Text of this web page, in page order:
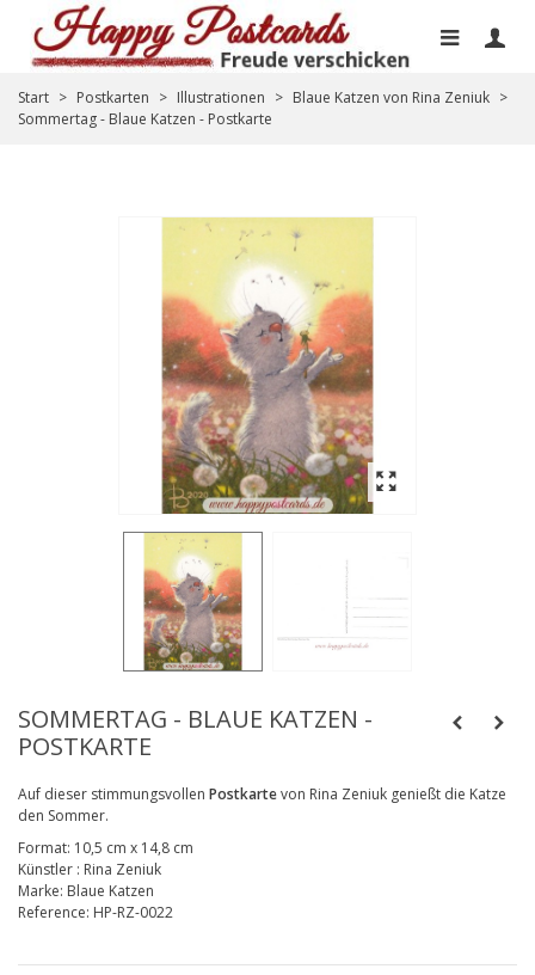
Start > Postkarten > Illustrationen > Blaue Katzen von Rina Zeniuk >
Sommertag - Blaue Katzen - Postkarte
SOMMERTAG - BLAUE KATZEN -
POSTKARTE
Auf dieser stimmungsvollen Postkartevon Rina Zeniuk genießt die Katze
den Sommer.
Format: 10,5 cm x 14,8 cm
Künstler : Rina Zeniuk
Marke: Blaue Katzen
Reference: HP-RZ-0022